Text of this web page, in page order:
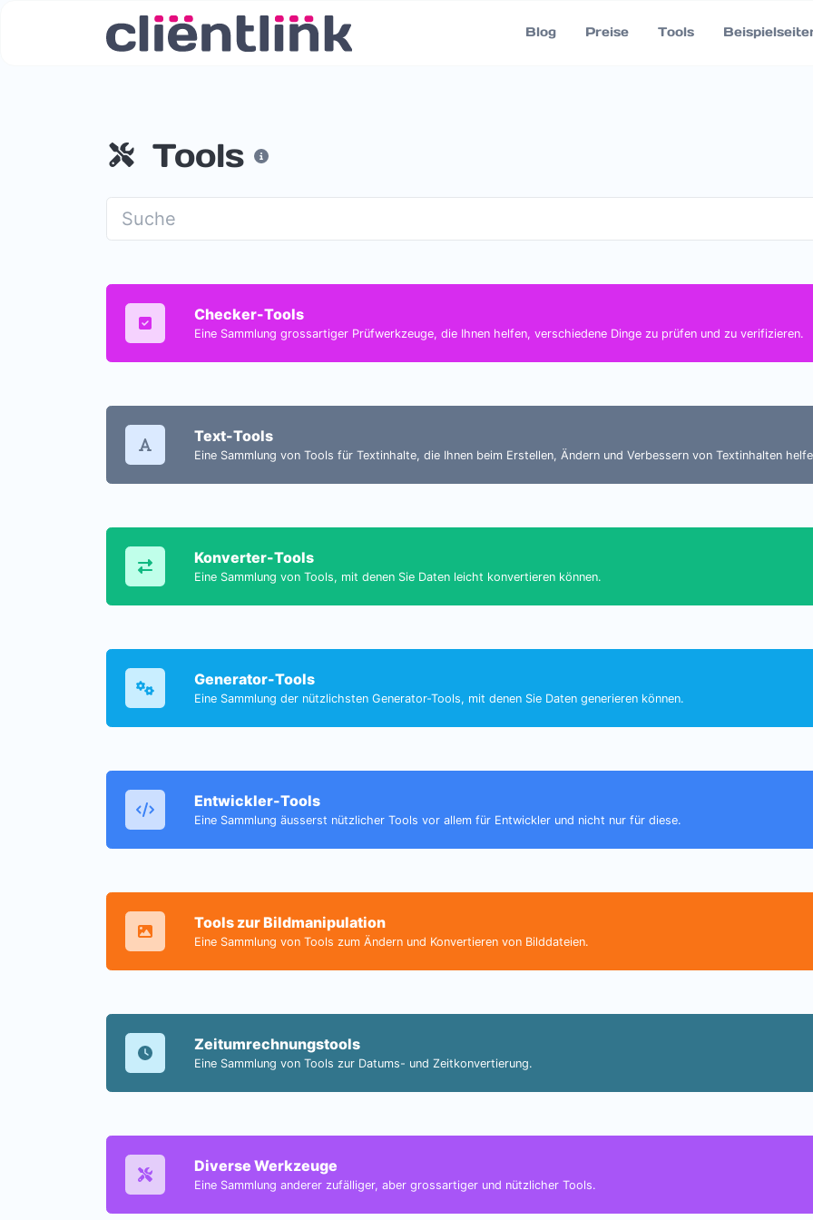
Blog Preise Tools
Tools
Checker-Tools
Eine Sammlung grossartiger Prüfwerkzeuge, die Ihnen helfen, verschiedene Dinge zu prüfen und zu verifizieren.
Text-Tools
Eine Sammlung von Tools für Textinhalte, die Ihnen beim Erstellen, Ändern und Verbessern von Textinhalten
Konverter-Tools
Eine Sammlung von Tools, mit denen Sie Daten leicht konvertieren können.
Generator-Tools
Eine Sammlung der nützlichsten Generator-Tools, mit denen Sie Daten generieren können.
Entwickler-Tools
Eine Sammlung äusserst nützlicher Tools vor allem für Entwickler und nicht nur für diese.
Tools zur Bildmanipulation
Eine Sammlung von Tools zum Ändern und Konvertieren von Bilddateien.
Zeitumrechnungstools
Eine Sammlung von Tools zur Datums- und Zeitkonvertierung.
Diverse Werkzeuge
Eine Sammlung anderer zufälliger, aber grossartiger und nützlicher Tools.